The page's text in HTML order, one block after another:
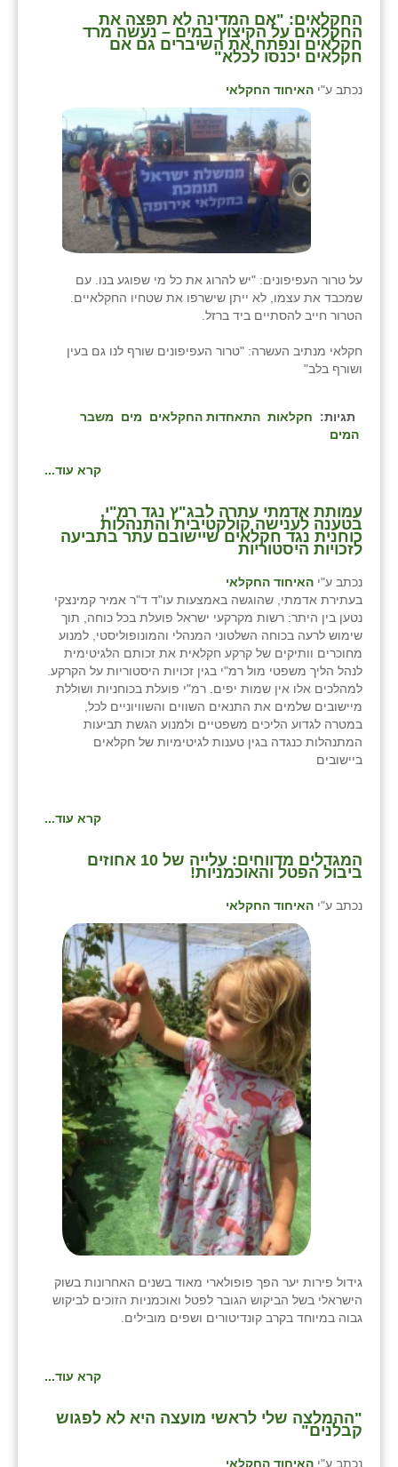
החקלאים: "אם המדינה לא תפצה את
החקלאים על הקיצוץ במים – נעשה מרד
חקלאים ונפתח את השיברים גם אם
חקלאים יכנסו לכלא"
נכתב ע"י האיחוד החקלאי
על טרור העפיפונים: "יש להרוג את כל מי שפוגע בנו. עם
שמכבד את עצמו, לא ייתן שישרפו את שטחיו החקלאיים.
הטרור חייב להסתיים ביד ברזל.
חקלאי מנתיב העשרה: "טרור העפיפונים שורף לנו גם בעין
ושורף בלב"
תגיות: חקלאות התאחדות החקלאים מים
משבר
המים
קרא עוד...
עמותת אדמתי עתרה לבג"ץ נגד רמ"י,
בטענה לענישה קולקטיבית והתנהלות
כוחנית נגד חקלאים שיישובם עתר בתביעה
לזכויות היסטוריות
נכתב ע"י האיחוד החקלאי
בעתירת אדמתי, שהוגשה באמצעות עו"ד ד"ר אמיר קמינצקי
נטען בין היתר: רשות מקרקעי ישראל פועלת בכל כוחה, תוך
שימוש לרעה בכוחה השלטוני המנהלי והמונופוליסטי, למנוע
מחוכרים וותיקים של קרקע חקלאית את זכותם הלגיטימית
לנהל הליך משפטי מול רמ"י בגין זכויות היסטוריות על הקרקע.
למהלכים אלו אין שמות יפים. רמ"י פועלת בכוחניות ושוללת
מיישובים שלמים את התנאים השווים והשוויוניים לכל,
במטרה לגדוע הליכים משפטיים ולמנוע הגשת תביעות
המתנהלות כנגדה בגין טענות לגיטימיות של חקלאים
ביישובים
קרא עוד...
המגדלים מדווחים: עלייה של 10 אחוזים
ביבול הפטל והאוכמניות!
נכתב ע"י האיחוד החקלאי
גידול פירות יער הפך פופולארי מאוד בשנים האחרונות בשוק
הישראלי בשל הביקוש הגובר לפטל ואוכמניות הזוכים לביקוש
גבוה במיוחד בקרב קונדיטורים ושפים מובילים.
קרא עוד...
"ההמלצה שלי לראשי מועצה היא לא לפגוש
קבלנים"
נכתב ע"י האיחוד החקלאי
זוהר
הדר עם
חבצלת השרון
יד השמונה
כפר ביאליק
כפר מישר
כפר מרדכי
כפר סבא (אגרא)
כפר שמריהו
מגשימים
מישר
מכורה
מנחמיה
נאות הכיכר
ניר צבי
עין חצבה
שדה צבי
בוסתן הגליל